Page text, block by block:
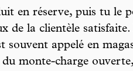
en réserve, puis tu le
de la clientèle satisfaite.
souvent appelé en
monte-charge